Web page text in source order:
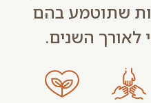
שתוטמע בהם
השנים.